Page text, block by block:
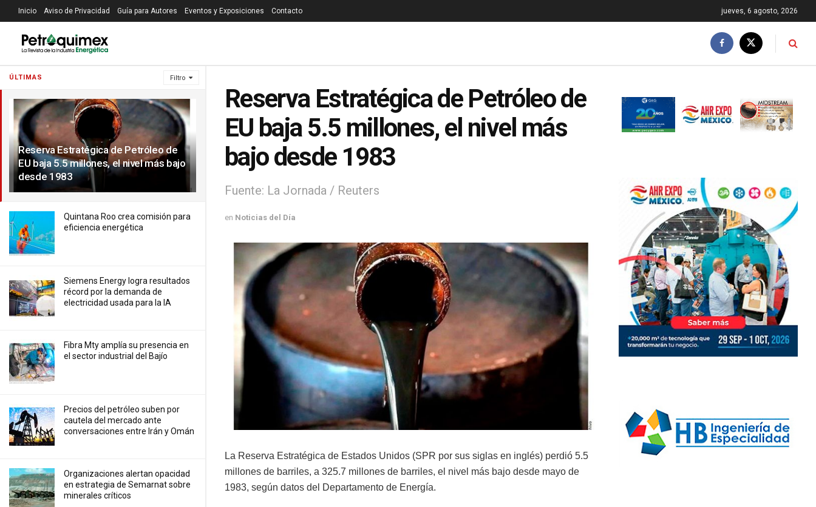
ÚLTIMAS Filtro
Reserva Estratégica de Petróleo de
EU baja 5.5 millones, el nivel más bajo
desde 1983
Quintana Roo crea comisión para
eficiencia energética
Siemens Energy logra resultados
récord por la demanda de
electricidad usada para la IA
Fibra Mty amplía su presencia en
el sector industrial del Bajío
Precios ⁠del petróleo suben por
cautela del mercado ante
conversaciones entre Irán y Omán
Organizaciones alertan opacidad
en estrategia de Semarnat sobre
minerales críticos
Inicio Aviso de Privacidad Guía para Autores Eventos y Exposiciones Contacto jueves, 6 agosto, 2026
Reserva Estratégica de Petróleo de
EU baja 5.5 millones, el nivel más
bajo desde 1983
Fuente: La Jornada / Reuters
en Noticias del Día
La Reserva Estratégica de Estados Unidos (SPR por sus siglas en inglés) perdió 5.5
millones de barriles, a 325.7 millones de barriles, el nivel más bajo desde mayo de
1983, según datos del Departamento de Energía.